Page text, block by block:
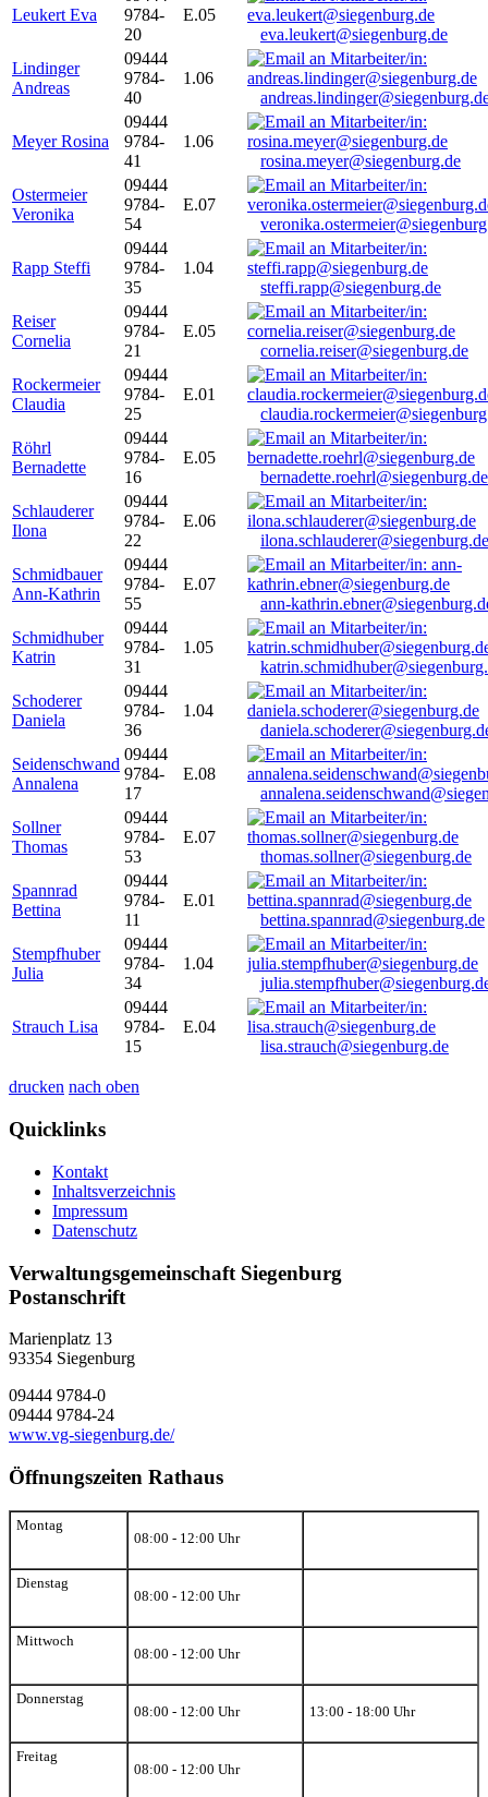
Leukert Eva
9784-
20
E.05
eva.leukert@siegenburg.de
Lindinger
Andreas
09444
9784-
40
1.06
Meyer Rosina
09444
9784-
41
1.06
rosina.meyer@siegenburg.de
Ostermeier
Veronika
09444
9784-
54
E.07
Rapp Steffi
09444
9784-
35
1.04
steffi.rapp@siegenburg.de
Reiser
Cornelia
09444
9784-
21
E.05
cornelia.reiser@siegenburg.de
Rockermeier
Claudia
09444
9784-
25
E.01
Röhrl
Bernadette
09444
9784-
16
E.05
bernadette.roehrl@siegenburg.de
Schlauderer
Ilona
09444
9784-
22
E.06
ilona.schlauderer@siegenburg.de
Schmidbauer
Ann-Kathrin
09444
9784-
55
E.07
ann-
Schmidhuber
Katrin
09444
9784-
31
1.05
Schoderer
Daniela
09444
9784-
36
1.04
Seidenschwand
Annalena
09444
9784-
17
E.08
Sollner
Thomas
09444
9784-
53
E.07
thomas.sollner@siegenburg.de
Spannrad
Bettina
09444
9784-
11
E.01
bettina.spannrad@siegenburg.de
Stempfhuber
Julia
09444
9784-
34
1.04
Strauch Lisa
09444
9784-
15
E.04
lisa.strauch@siegenburg.de
drucken nach oben
Quicklinks
Kontakt
Inhaltsverzeichnis
Impressum
Datenschutz
Verwaltungsgemeinschaft Siegenburg
Postanschrift
Marienplatz 13
93354 Siegenburg
09444 9784-0
09444 9784-24
www.vg-siegenburg.de/
Öffnungszeiten Rathaus
Montag
08:00 - 12:00 Uhr
Dienstag
08:00 - 12:00 Uhr
Mittwoch
08:00 - 12:00 Uhr
Donnerstag
08:00 - 12:00 Uhr
13:00 - 18:00 Uhr
Freitag
08:00 - 12:00 Uhr